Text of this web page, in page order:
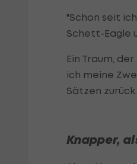
"Schon seit
Schett-Eagle
Ein Traum,
ich meine
Sätzen zurück.
Knapper,